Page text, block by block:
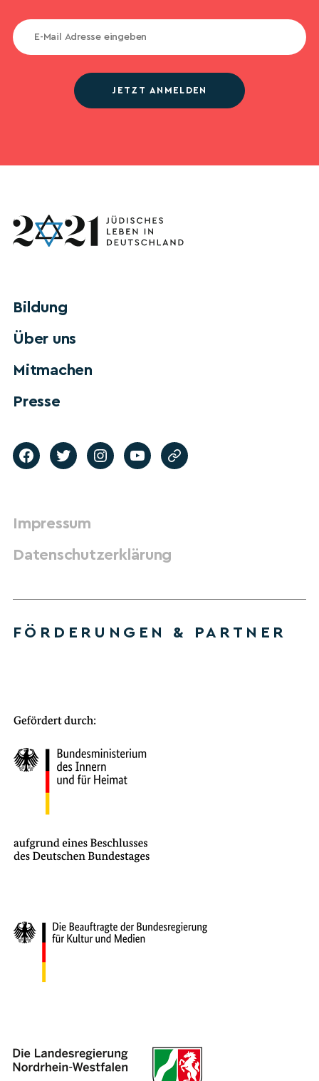
JETZT ANMELDEN
Bildung
Über uns
Mitmachen
Presse
Impressum
Datenschutzerklärung
FÖRDERUNGEN & PARTNER